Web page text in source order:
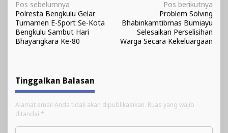
Navigasi
pos
Pos sebelumnya
Polresta Bengkulu Gelar
Turnamen E-Sport Se-Kota
Bengkulu Sambut Hari
Bhayangkara Ke-80
Pos berikutnya
Problem Solving
Bhabinkamtibmas Bumiayu
Selesaikan Perselisihan
Warga Secara Kekeluargaan
Tinggalkan Balasan
Alamat email Anda tidak akan dipublikasikan. Ruas yang wajib
ditandai *